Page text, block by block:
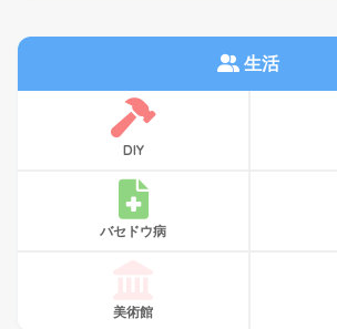
生活
DIY
バセドウ病
美術館